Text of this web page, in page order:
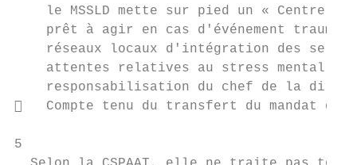
le MSSLD mette sur pied un « Centre
prêt à agir en cas d'événement
réseaux locaux d'intégration des
attentes relatives au stress mental
responsabilisation du chef de la
   Compte tenu du transfert du mandat de
5